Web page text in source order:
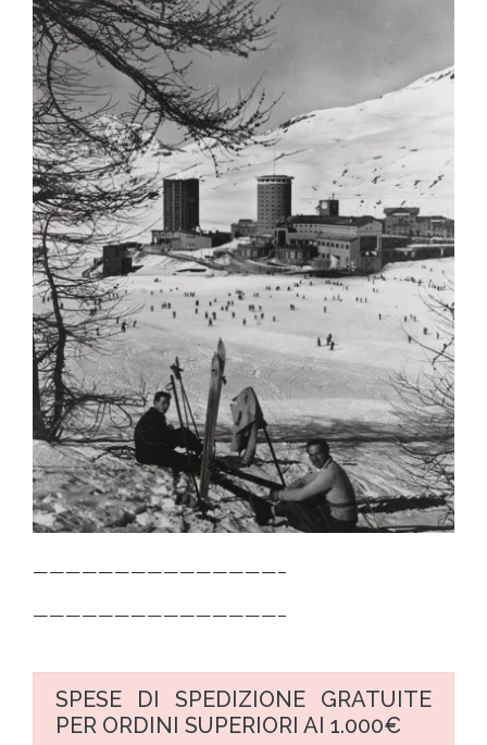
———————————————–
———————————————–
SPESE DI SPEDIZIONE GRATUITE
PER ORDINI SUPERIORI AI 1.000€